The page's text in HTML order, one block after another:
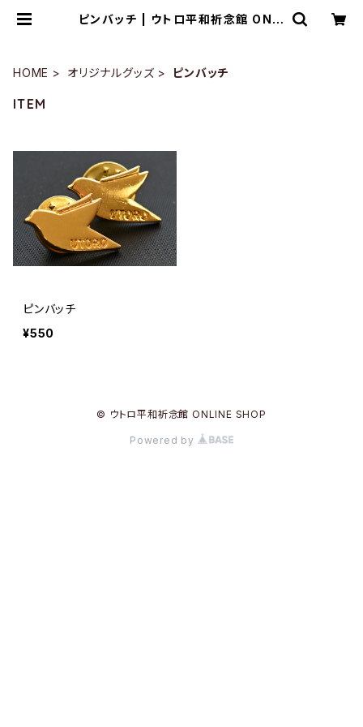
ピンバッチ | ウトロ平和祈念館 ONLI
HOME オリジナルグッズ ピンバッチ
ITEM
ピンバッチ
¥550
© ウトロ平和祈念館 ONLINE SHOP
Powered by